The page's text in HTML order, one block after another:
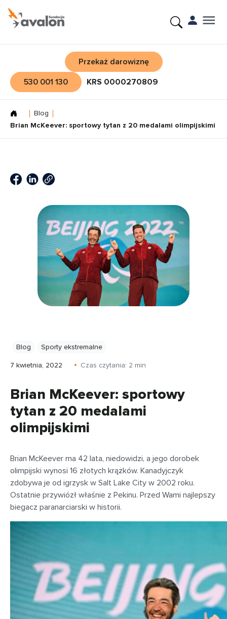
Przekaż darowiznę
530 001 130
KRS 0000270809
Blog
Brian McKeever: sportowy tytan z 20 medalami olimpijskimi
Blog Sporty ekstremalne
7 kwietnia, 2022 Czas czytania: 2 min
Brian McKeever: sportowy
tytan z 20 medalami
olimpijskimi
Brian McKeever ma 42 lata, niedowidzi, a jego dorobek
olimpijski wynosi 16 złotych krążków. Kanadyjczyk
zdobywa je od igrzysk w Salt Lake City w 2002 roku.
Ostatnie przywiózł właśnie z Pekinu. Przed Wami najlepszy
biegacz paranarciarski w historii.